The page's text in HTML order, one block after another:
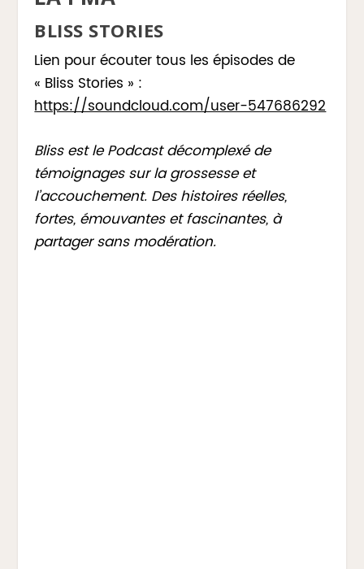
BLISS STORIES
Lien pour écouter tous les épisodes de
« Bliss Stories » :
https://soundcloud.com/user-547686292
Bliss est le Podcast décomplexé de
témoignages sur la grossesse et
l’accouchement. Des histoires réelles,
fortes, émouvantes et fascinantes, à
partager sans modération.